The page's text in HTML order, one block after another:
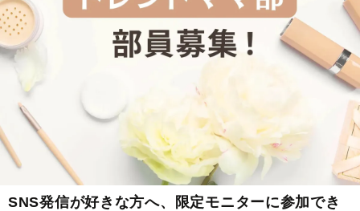
SNS発信が好きな方へ、限定モニターに参加でき